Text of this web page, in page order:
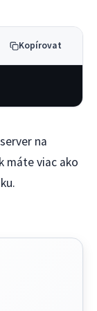
Kopírovat
na
máte viac ako